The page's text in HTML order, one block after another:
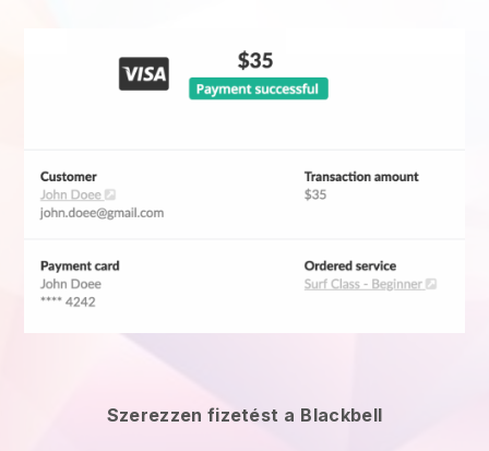
Szerezzen fizetést a Blackbell